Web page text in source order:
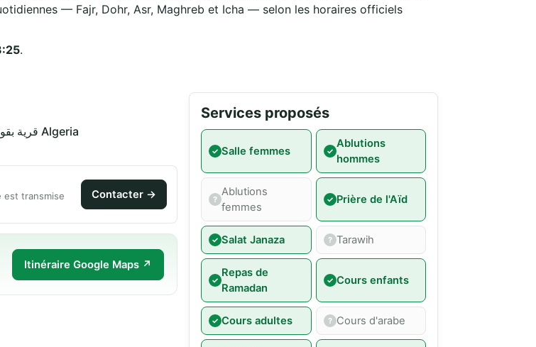
— Fajr, Dohr, Asr, Maghreb et Icha — selon les horaires officiels
.
قرية بقوق بلدية عين الكرمة 31000 دائرة بوتليلس، وهران Algeria
est transmise
Contacter →
Itinéraire Google Maps ↗
Services proposés
Salle femmes
Ablutions
hommes
Ablutions
femmes
Prière de l'Aïd
Salat Janaza Tarawih
Repas de
Ramadan
Cours enfants
Cours adultes Cours d'arabe